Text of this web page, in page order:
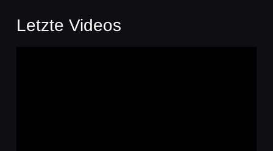
Letzte Videos